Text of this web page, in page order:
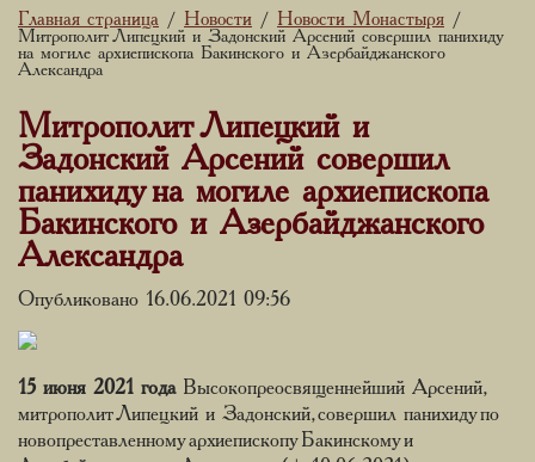
Главная страница / Новости / Новости Монастыря /
Митрополит Липецкий и Задонский Арсений совершил панихиду
на могиле архиепископа Бакинского и Азербайджанского
Александра
Митрополит Липецкий и
Задонский Арсений совершил
панихиду на могиле архиепископа
Бакинского и Азербайджанского
Александра
Опубликовано 16.06.2021 09:56
15 июня 2021 годаВысокопреосвященнейший Арсений,
митрополит Липецкий и Задонский, совершил панихиду по
новопреставленному архиепископу Бакинскому и